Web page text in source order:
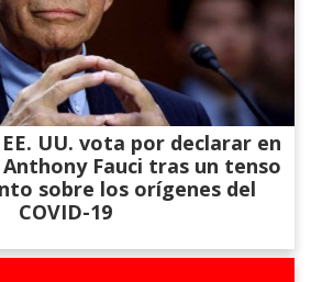
UU. vota por declarar en
Fauci tras un tenso
sobre los orígenes del
COVID-19